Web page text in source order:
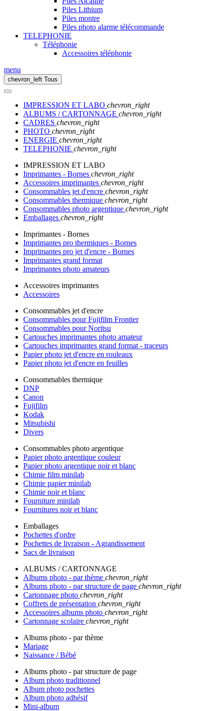
Piles Lithium
Piles montre
Piles photo alarme télécommande
TELEPHONIE
Téléphonie
Accessoires téléphonie
menu
chevron_left Tous
IMPRESSION ET LABO chevron_right
ALBUMS / CARTONNAGE chevron_right
CADRES chevron_right
PHOTO chevron_right
ENERGIE chevron_right
TELEPHONIE chevron_right
IMPRESSION ET LABO
Imprimantes - Bornes chevron_right
Accessoires imprimantes chevron_right
Consommables jet d'encre chevron_right
Consommables thermique chevron_right
Consommables photo argentique chevron_right
Emballages chevron_right
Imprimantes - Bornes
Imprimantes pro thermiques - Bornes
Imprimantes pro jet d'encre - Bornes
Imprimantes grand format
Imprimantes photo amateurs
Accessoires imprimantes
Accessoires
Consommables jet d'encre
Consommables pour Fujifilm Frontier
Consommables pour Noritsu
Cartouches imprimantes photo amateur
Cartouches imprimantes grand format - traceurs
Papier photo jet d'encre en rouleaux
Papier photo jet d'encre en feuilles
Consommables thermique
DNP
Canon
Fujifilm
Kodak
Mitsubishi
Divers
Consommables photo argentique
Papier photo argentique couleur
Papier photo argentique noir et blanc
Chimie film minilab
Chimie papier minilab
Chimie noir et blanc
Fourniture minilab
Fournitures noir et blanc
Emballages
Pochettes d'ordre
Pochettes de livraison - Agrandissement
Sacs de livraison
ALBUMS / CARTONNAGE
Albums photo - par thème chevron_right
Albums photo - par structure de page chevron_right
Cartonnage photo chevron_right
Coffrets de présentation chevron_right
Accessoires albums photo chevron_right
Cartonnage scolaire chevron_right
Albums photo - par thème
Mariage
Naissance / Bébé
Albums photo - par structure de page
Album photo traditionnel
Album photo pochettes
Album photo adhésif
Mini-album